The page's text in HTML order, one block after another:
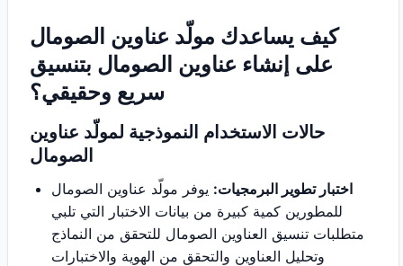
كيف يساعدك مولّد عناوين الصومال
على إنشاء عناوين الصومال بتنسيق
سريع وحقيقي؟
حالات الاستخدام النموذجية لمولّد عناوين
الصومال
اختبار تطوير البرمجيات: يوفر مولّد عناوين الصومال
للمطورين كمية كبيرة من بيانات الاختبار التي تلبي
متطلبات تنسيق العناوين الصومال للتحقق من النماذج
وتحليل العناوين والتحقق من الهوية والاختبارات